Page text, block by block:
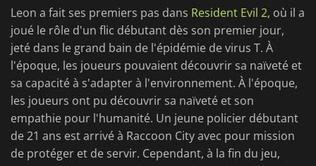
Leon a fait ses premiers pas dans Resident Evil 2, où il a
joué le rôle d'un flic débutant dès son premier jour,
jeté dans le grand bain de l'épidémie de virus T. À
l'époque, les joueurs pouvaient découvrir sa naïveté et
sa capacité à s'adapter à l'environnement. À l'époque,
les joueurs ont pu découvrir sa naïveté et son
empathie pour l'humanité. Un jeune policier débutant
de 21 ans est arrivé à Raccoon City avec pour mission
de protéger et de servir. Cependant, à la fin du jeu,